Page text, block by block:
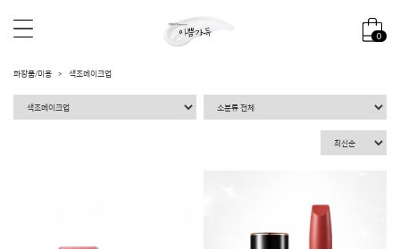
0
화장품/미용 색조메이크업